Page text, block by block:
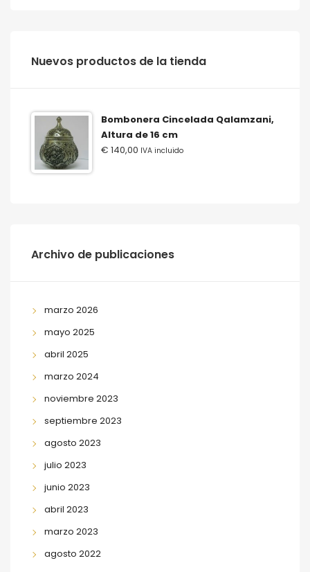
‫‪Nuevos‬‬ ‫‪productos‬‬ ‫‪de‬‬ ‫‪la‬‬ ‫‪tienda‬‬
Bombonera Cincelada Qalamzani,
Altura de 16 cm
€ 140,00 IVA incluido
Archivo de publicaciones
marzo 2026
mayo 2025
abril 2025
marzo 2024
noviembre 2023
septiembre 2023
agosto 2023
julio 2023
junio 2023
abril 2023
marzo 2023
agosto 2022